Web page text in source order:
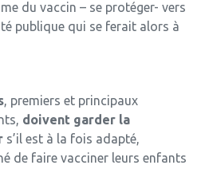
du vaccin – se protéger- vers
publique qui se ferait alors à
, premiers et principaux
doivent garder la
s’il est à la fois adapté,
de faire vacciner leurs enfants